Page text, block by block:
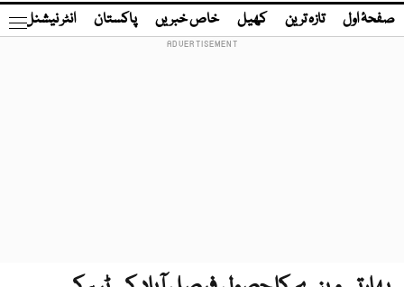
صفحۂ اول تازہ ترین کھیل خاص خبریں پاکستان انٹر نیشنل